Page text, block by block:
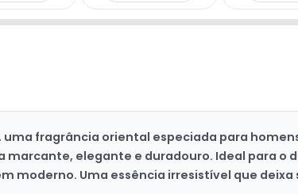
uma fragrância oriental especiada para
elegante e duradouro. Ideal para o
moderno. Uma essência irresistível que deixa